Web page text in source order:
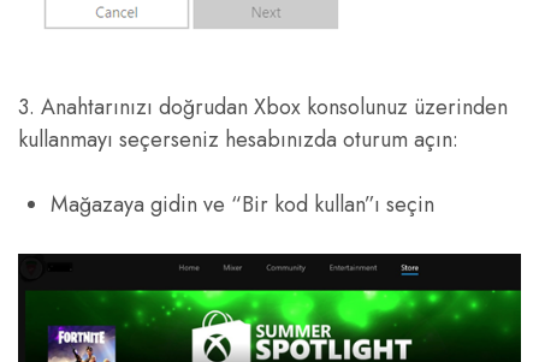
3. Anahtarınızı doğrudan Xbox konsolunuz üzerinden
kullanmayı seçerseniz hesabınızda oturum açın:
Mağazaya gidin ve “Bir kod kullan”ı seçin